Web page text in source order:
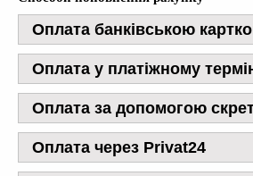
Оплата банківською
Оплата у платіжному
Оплата за допомогою
Оплата через Privat24